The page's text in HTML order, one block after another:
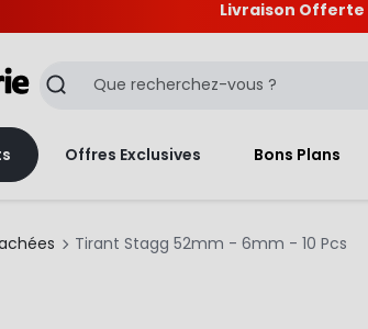
Livraison Offerte
Recherche
Offres Exclusives Bons Plans
Tirant Stagg 52mm - 6mm - 10 Pcs